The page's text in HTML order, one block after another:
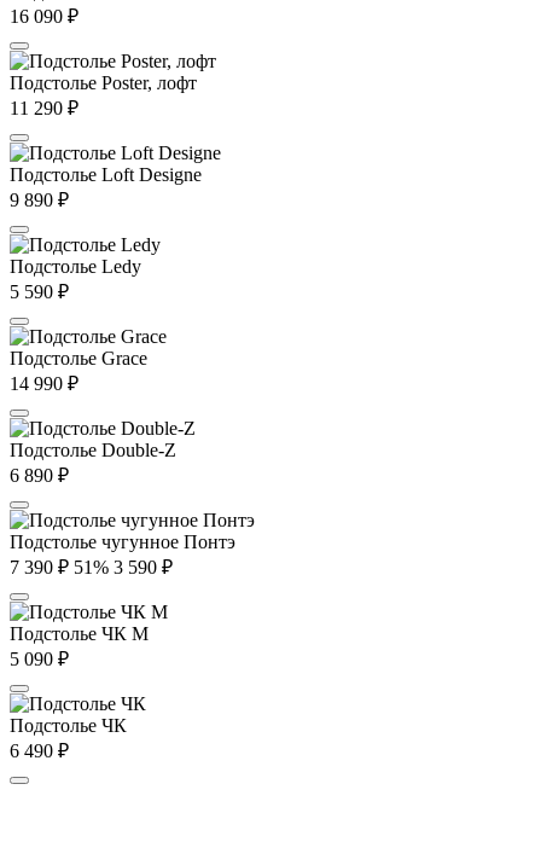
16 090 ₽
Подстолье Poster, лофт
11 290 ₽
Подстолье Loft Designe
9 890 ₽
Подстолье Ledy
5 590 ₽
Подстолье Grace
14 990 ₽
Подстолье Double-Z
6 890 ₽
Подстолье чугунное Понтэ
7 390 ₽ 51% 3 590 ₽
Подстолье ЧК М
5 090 ₽
Подстолье ЧК
6 490 ₽